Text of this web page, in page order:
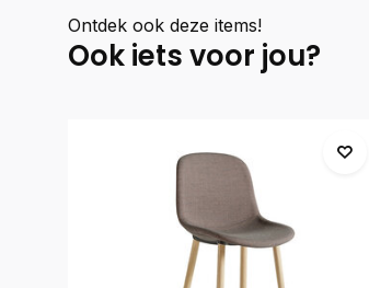
Ontdek ook deze items!
Ook iets voor jou?